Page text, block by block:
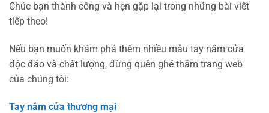
Chúc bạn thành công và hẹn gặp lại trong những bài viết
tiếp theo!
Nếu bạn muốn khám phá thêm nhiều mẫu tay nắm cửa
độc đáo và chất lượng, đừng quên ghé thăm trang web
của chúng tôi:
Tay nắm cửa thương mại